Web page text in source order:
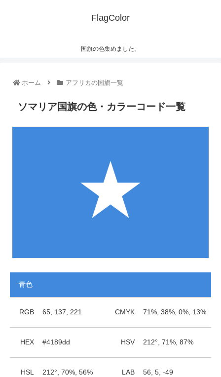
FlagColor
国旗の色集めました。
ホーム アフリカの国旗一覧
ソマリア国旗の色・カラーコード一覧
青色
RGB 65, 137, 221 CMYK 71%, 38%, 0%, 13%
HEX #4189dd HSV 212°, 71%, 87%
HSL 212°, 70%, 56% LAB 56, 5, -49